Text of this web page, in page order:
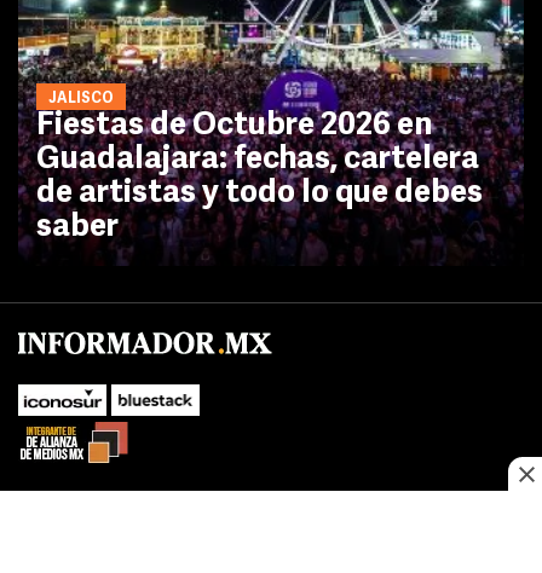
JALISCO
Fiestas de Octubre 2026 en
Guadalajara: fechas, cartelera
de artistas y todo lo que debes
saber